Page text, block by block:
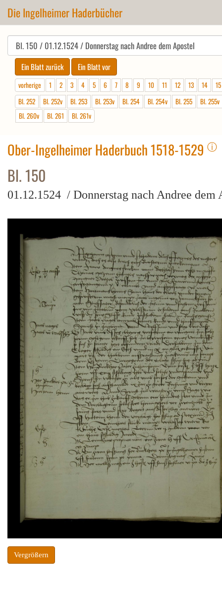
Die Ingelheimer Haderbücher
vorherige 1 2 3 4 5 6 7 8 9 10 11 12 13 14
15
Bl. 252
Bl. 252v Bl. 253 Bl. 253v Bl. 254 Bl. 254v Bl. 255
Bl. 255v
Bl. 260v
Bl. 261 Bl. 261v
Ober-Ingelheimer Haderbuch 1518-1529 ⓘ
Bl. 150
01.12.1524 / Donnerstag nach Andree dem
Vergrößern